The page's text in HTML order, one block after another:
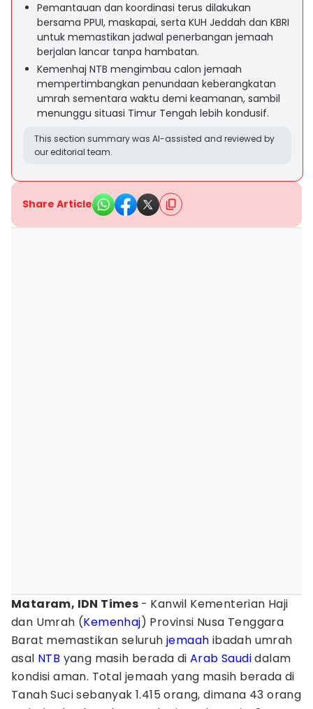
Pemantauan dan koordinasi terus dilakukan
bersama PPUI, maskapai, serta KUH Jeddah dan KBRI
untuk memastikan jadwal penerbangan jemaah
berjalan lancar tanpa hambatan.
Kemenhaj NTB mengimbau calon jemaah
mempertimbangkan penundaan keberangkatan
umrah sementara waktu demi keamanan, sambil
menunggu situasi Timur Tengah lebih kondusif.
This section summary was AI-assisted and reviewed by
our editorial team.
Share Article
Mataram, IDN Times - Kanwil Kementerian Haji
dan Umrah (Kemenhaj) Provinsi Nusa Tenggara
Barat memastikan seluruh jemaah ibadah umrah
asal NTB yang masih berada diArab Saudidalam
kondisi aman. Total jemaah yang masih berada di
Tanah Suci sebanyak 1.415 orang, dimana 43 orang